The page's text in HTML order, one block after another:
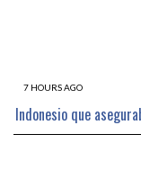
7 HOURS AGO
Indonesio que